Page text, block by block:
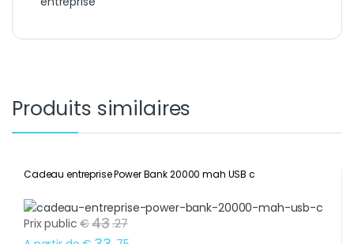
Produits similaires
Cadeau entreprise Power Bank 20000 mah USB c
Prix public €43.27